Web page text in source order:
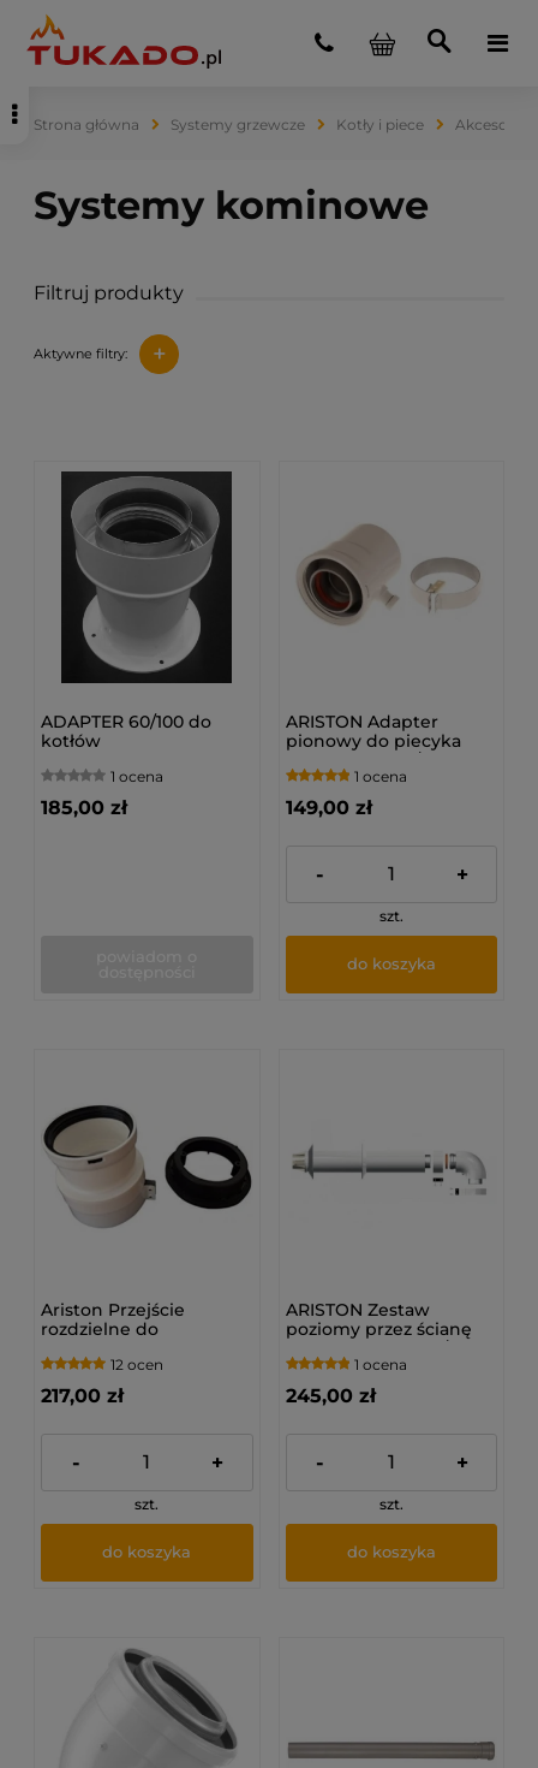
Strona główna Systemy grzewcze Kotły i piece Akcesoria
Filtruj produkty
Aktywne filtry: +
ADAPTER 60/100 do
kotłów
IMMERGAS1 ocena
185,00 zł
ARISTON Adapter
pionowy do piecyka
NEXT EVO X 60/100
[3318008]1 ocena
149,00 zł
- +
szt.
do koszyka
Ariston Przejście
rozdzielne do
podłączenia z kotłem
DN 60/100 - DN 80
12 ocen
217,00 zł
- +
szt.
do koszyka
ARISTON Zestaw
poziomy przez ścianę
do NEXT EVO X 60/100
(3318000)1 ocena
245,00 zł
- +
szt.
do koszyka